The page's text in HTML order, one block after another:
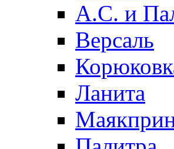
А.С. и
Версаль
Ланита